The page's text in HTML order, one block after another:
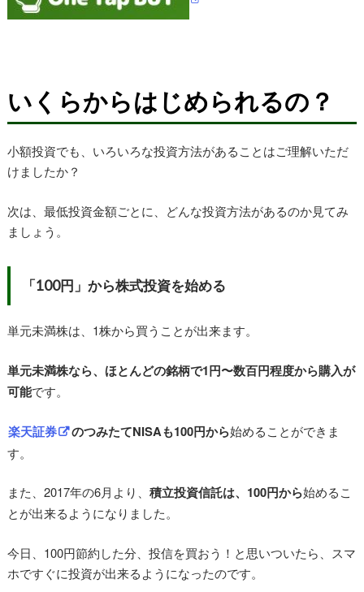
いくらからはじめられるの？
小額投資でも、いろいろな投資方法があることはご理解いただ
けましたか？
次は、最低投資金額ごとに、どんな投資方法があるのか見てみ
ましょう。
「100円」から株式投資を始める
単元未満株は、1株から買うことが出来ます。
単元未満株なら、ほとんどの銘柄で1円〜数百円程度から購入が
可能です。
楽天証券 のつみたてNISAも100円から始めることができま
す。
また、2017年の6月より、 積立投資信託は、100円から始めるこ
とが出来るようになりました。
今日、100円節約した分、投信を買おう！と思いついたら、スマ
ホですぐに投資が出来るようになったのです。